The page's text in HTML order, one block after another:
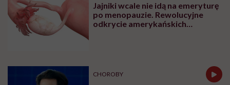
Jajniki wcale nie idą na emeryturę
po menopauzie. Rewolucyjne
odkrycie amerykańskich
CHOROBY